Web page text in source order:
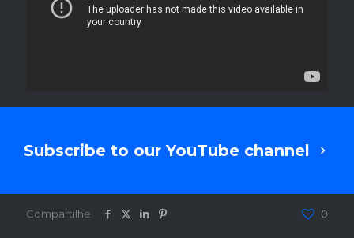
Subscribe to our YouTube channel
Compartilhe 0